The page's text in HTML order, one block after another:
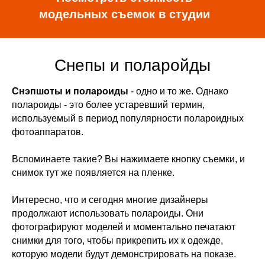
модельных съемок в студии
Снепы и поларойды
Снэпшоты и полароиды - одно и то же. Однако
полароиды - это более устаревший термин,
используемый в период популярности полароидных
фотоаппаратов.
Вспоминаете такие? Вы нажимаете кнопку съемки, и
снимок тут же появляется на пленке.
Интересно, что и сегодня многие дизайнеры
продолжают использовать полароиды. Они
фотографируют моделей и моментально печатают
снимки для того, чтобы прикрепить их к одежде,
которую модели будут демонстрировать на показе.